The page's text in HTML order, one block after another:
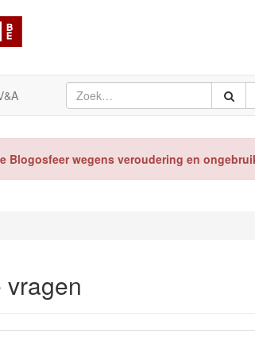
Blogosfeer wegens veroudering en